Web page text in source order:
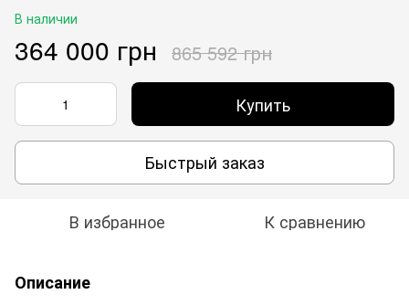
В наличии
364 000 грн 865 592 грн
Купить
Быстрый заказ
В избранное К сравнению
Описание